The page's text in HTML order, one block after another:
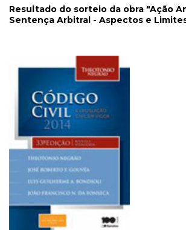
Resultado do sorteio da obra "Ação
Sentença Arbitral - Aspectos e